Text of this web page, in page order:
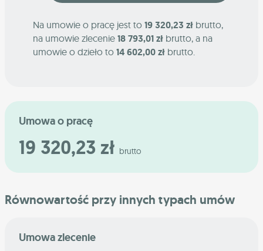
Na umowie o pracę jest to 19 320,23 zł brutto,
na umowie zlecenie 18 793,01 zł brutto, a na
umowie o dzieło to 14 602,00 zł brutto.
Umowa o pracę
19 320,23 zł brutto
Równowartość przy innych typach umów
Umowa zlecenie